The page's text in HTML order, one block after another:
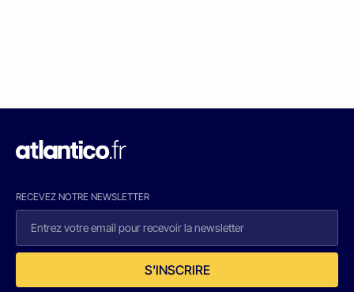
RECEVEZ NOTRE NEWSLETTER
S'INSCRIRE